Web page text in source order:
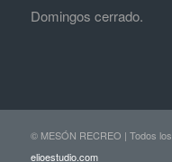
Domingos cerrado.
© MESÓN RECREO | Todos
elioestudio.com